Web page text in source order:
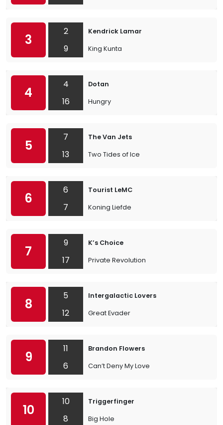
3
2
9
Kendrick Lamar
King Kunta
4
4
16
Dotan
Hungry
5
7
13
The Van Jets
Two Tides of Ice
6
6
7
Tourist LeMC
Koning Liefde
7
9
17
K’s Choice
Private Revolution
8
5
12
Intergalactic Lovers
Great Evader
9
11
6
Brandon Flowers
Can’t Deny My Love
10
10
8
Triggerfinger
Big Hole